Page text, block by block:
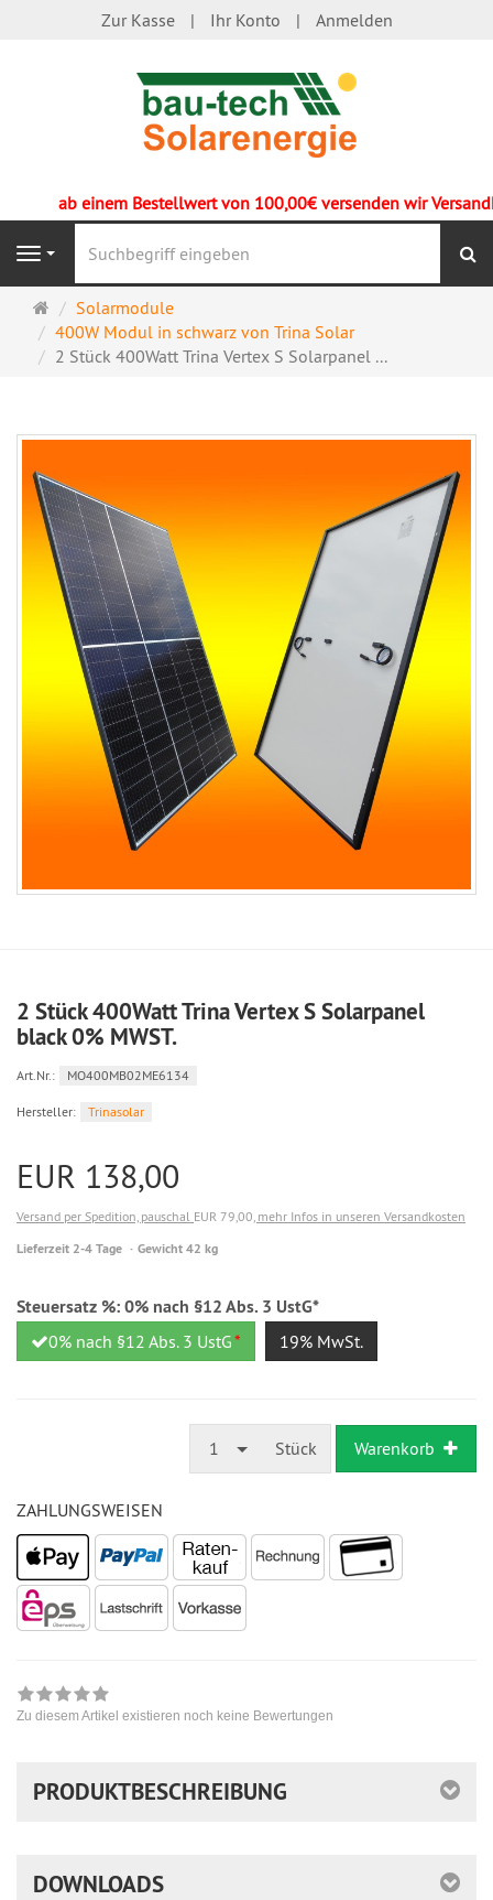
Zur Kasse Ihr Konto Anmelden
ab einem Bestellwert von 100,00€ versenden wir
Navigation
Startseite
Solarmodule
400W Modul in schwarz von Trina Solar
2 Stück 400Watt Trina Vertex S Solarpanel ...
2 Stück 400Watt Trina Vertex S Solarpanel
black 0% MWST.
Art.Nr.: MO400MB02ME6134
Hersteller: Trinasolar
EUR 138,00
Versand per Spedition, pauschal EUR 79,00, mehr Infos in unseren Versandkosten
Lieferzeit 2-4 Tage Gewicht 42 kg
Steuersatz %:0% nach §12 Abs. 3 UstG*
0% nach §12 Abs. 3 UstG* 19% MwSt.
1 Stück Warenkorb
ZAHLUNGSWEISEN
Zu diesem Artikel existieren noch keine Bewertungen
PRODUKTBESCHREIBUNG
DOWNLOADS